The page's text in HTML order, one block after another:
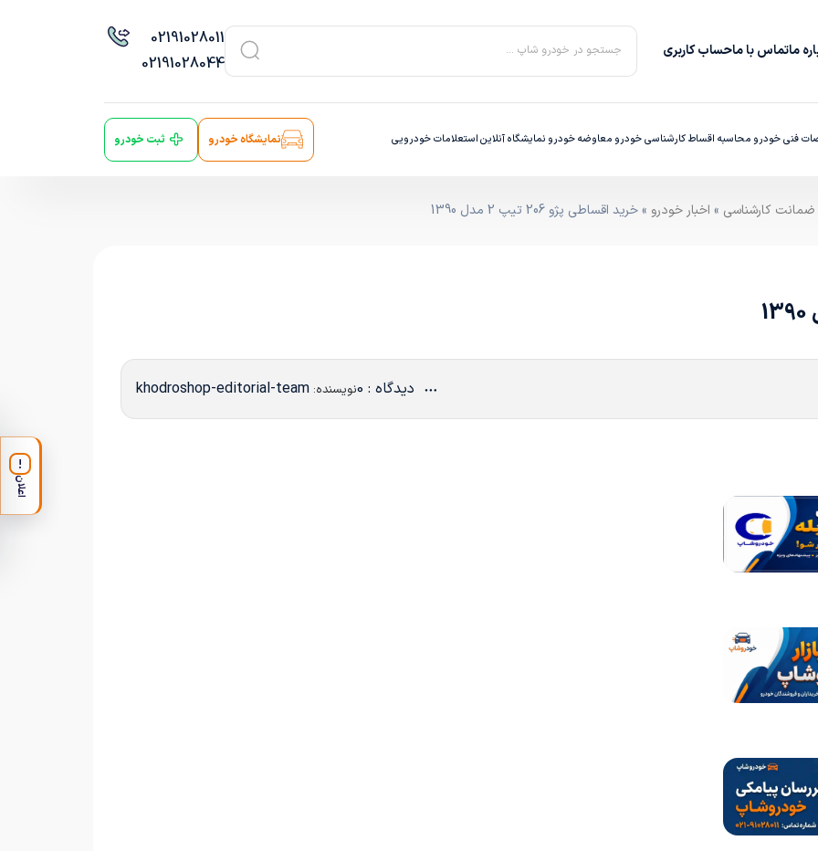
ماتماس با ماحساب کاربری جستجو در خودرو شاپ ...
02191028011
02191028044
فنی خودرو محاسبه اقساطکارشناسی خودرو معاوضه خودرو نمایشگاه آنلایناستعلامات خودرویی نمایشگاه خودرو ثبت خودرو
» اخبار خودرو » خرید اقساطی پژو 206 تیپ 2 مدل 1390
دیدگاه : 0 نویسنده: khodroshop-editorial-team
!
اعلان